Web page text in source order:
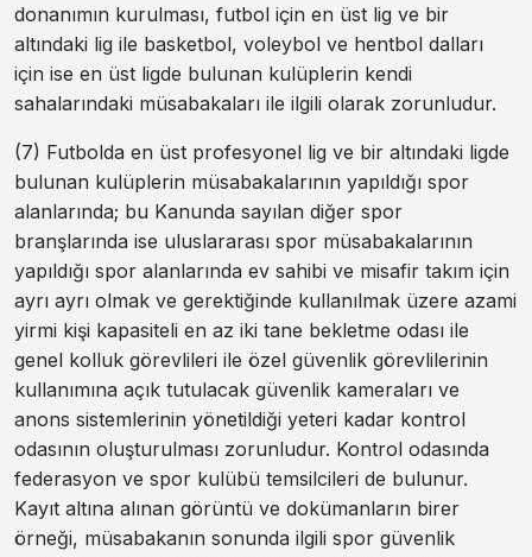
donanımın kurulması, futbol için en üst lig ve bir
altındaki lig ile basketbol, voleybol ve hentbol dalları
için ise en üst ligde bulunan kulüplerin kendi
sahalarındaki müsabakaları ile ilgili olarak zorunludur.
(7) Futbolda en üst profesyonel lig ve bir altındaki ligde
bulunan kulüplerin müsabakalarının yapıldığı spor
alanlarında; bu Kanunda sayılan diğer spor
branşlarında ise uluslararası spor müsabakalarının
yapıldığı spor alanlarında ev sahibi ve misafir takım için
ayrı ayrı olmak ve gerektiğinde kullanılmak üzere azami
yirmi kişi kapasiteli en az iki tane bekletme odası ile
genel kolluk görevlileri ile özel güvenlik görevlilerinin
kullanımına açık tutulacak güvenlik kameraları ve
anons sistemlerinin yönetildiği yeteri kadar kontrol
odasının oluşturulması zorunludur. Kontrol odasında
federasyon ve spor kulübü temsilcileri de bulunur.
Kayıt altına alınan görüntü ve dokümanların birer
örneği, müsabakanın sonunda ilgili spor güvenlik